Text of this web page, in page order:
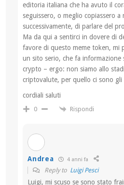
editoria italiana che ha avuto il
seguissero, o meglio copiassero a
successivamente, di parlare del
Ma da qui a sentirci in dovere di
favore di questo meme token, mi
un sito serio, che fa informazione
crypto – ergo: non siamo allo
criptovalute, per quello ci sono
cordiali saluti
0 Rispondi
Andrea 4 anni fa
Reply to Luigi Pesci
Luigi, mi scuso se sono stato